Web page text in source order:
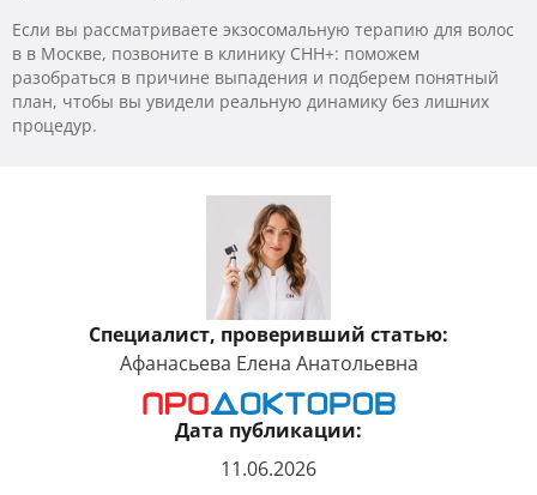
Если вы рассматриваете экзосомальную терапию для волос
в в Москве, позвоните в клинику CHH+: поможем
разобраться в причине выпадения и подберем понятный
план, чтобы вы увидели реальную динамику без лишних
процедур.
Специалист, проверивший статью:
Афанасьева Елена Анатольевна
Дата публикации:
11.06.2026